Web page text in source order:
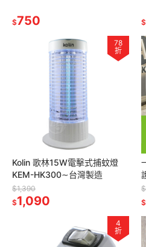
$750 $
78
折
Kolin 歌林15W電擊式捕蚊燈
KEM-HK300∼台灣製造
$1,390
$1,090
$
4
折